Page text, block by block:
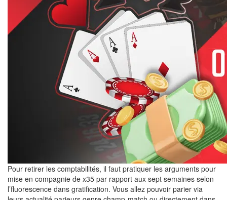
Pour retirer les comptabilités, il faut pratiquer les arguments pour
mise en compagnie de x35 par rapport aux sept semaines selon
l’fluorescence dans gratification. Vous allez pouvoir parier via